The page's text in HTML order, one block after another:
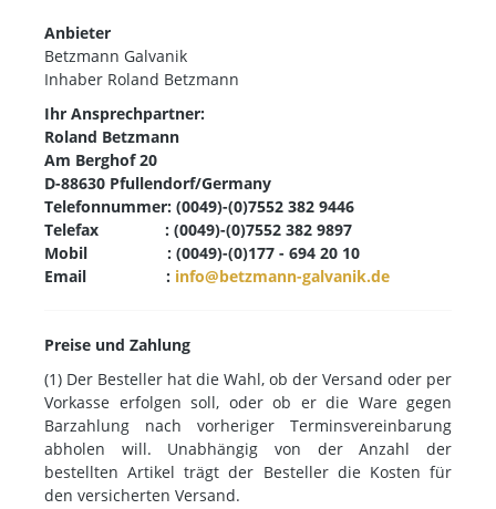
Anbieter
Betzmann Galvanik
Inhaber Roland Betzmann
Ihr Ansprechpartner:
Roland Betzmann
Am Berghof 20
D-88630 Pfullendorf/Germany
Telefonnummer: (0049)-(0)7552 382 9446
Telefax : (0049)-(0)7552 382 9897
Mobil : (0049)-(0)177 - 694 20 10
Email : info@betzmann-galvanik.de
Preise und Zahlung
(1) Der Besteller hat die Wahl, ob der Versand oder per
Vorkasse erfolgen soll, oder ob er die Ware gegen
Barzahlung nach vorheriger Terminsvereinbarung
abholen will. Unabhängig von der Anzahl der
bestellten Artikel trägt der Besteller die Kosten für
den versicherten Versand.